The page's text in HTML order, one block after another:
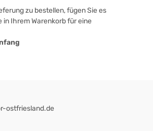
zu bestellen, fügen Sie es
Ihrem Warenkorb für eine
ostfriesland.de